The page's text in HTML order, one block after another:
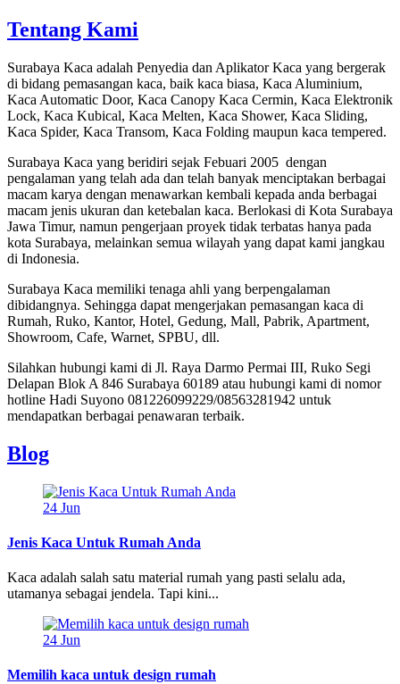
Tentang Kami
Surabaya Kaca adalah Penyedia dan Aplikator Kaca yang bergerak
di bidang pemasangan kaca, baik kaca biasa, Kaca Aluminium,
Kaca Automatic Door, Kaca Canopy Kaca Cermin, Kaca Elektronik
Lock, Kaca Kubical, Kaca Melten, Kaca Shower, Kaca Sliding,
Kaca Spider, Kaca Transom, Kaca Folding maupun kaca tempered.
Surabaya Kaca yang beridiri sejak Febuari 2005 dengan
pengalaman yang telah ada dan telah banyak menciptakan berbagai
macam karya dengan menawarkan kembali kepada anda berbagai
macam jenis ukuran dan ketebalan kaca. Berlokasi di Kota Surabaya
Jawa Timur, namun pengerjaan proyek tidak terbatas hanya pada
kota Surabaya, melainkan semua wilayah yang dapat kami jangkau
di Indonesia.
Surabaya Kaca memiliki tenaga ahli yang berpengalaman
dibidangnya. Sehingga dapat mengerjakan pemasangan kaca di
Rumah, Ruko, Kantor, Hotel, Gedung, Mall, Pabrik, Apartment,
Showroom, Cafe, Warnet, SPBU, dll.
Silahkan hubungi kami di Jl. Raya Darmo Permai III, Ruko Segi
Delapan Blok A 846 Surabaya 60189 atau hubungi kami di nomor
hotline Hadi Suyono 081226099229/08563281942 untuk
mendapatkan berbagai penawaran terbaik.
Blog
24 Jun
Jenis Kaca Untuk Rumah Anda
Kaca adalah salah satu material rumah yang pasti selalu ada,
utamanya sebagai jendela. Tapi kini...
24 Jun
Memilih kaca untuk design rumah